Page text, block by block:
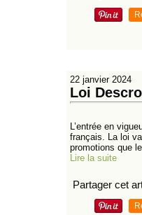
22 janvier 2024
Loi
L’entrée en
français. La loi
promotions que
Lire la suite
Partager cet